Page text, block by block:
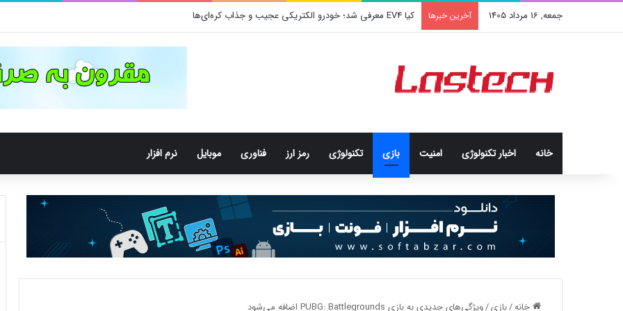
جمعه, 16 مرداد 1405 آخرین خبرها کیا EV4 معرفی شد؛ خودرو الکتریکی عجیب و جذاب کره‌ای‌ها
خانه اخبار تکنولوژی امنيت بازی تکنولوژی رمز ارز فناوری موبایل نرم افزار
خانه/بازی/ویژگی‌های جدیدی به بازی PUBG: Battlegrounds اضافه می‌شود